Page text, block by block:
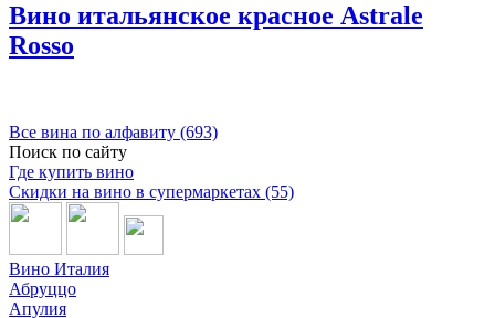
Вино итальянское красное Astrale
Rosso
Все вина по алфавиту (693)
Поиск по сайту
Где купить вино
Скидки на вино в супермаркетах (55)
Вино Италия
Абруццо
Апулия